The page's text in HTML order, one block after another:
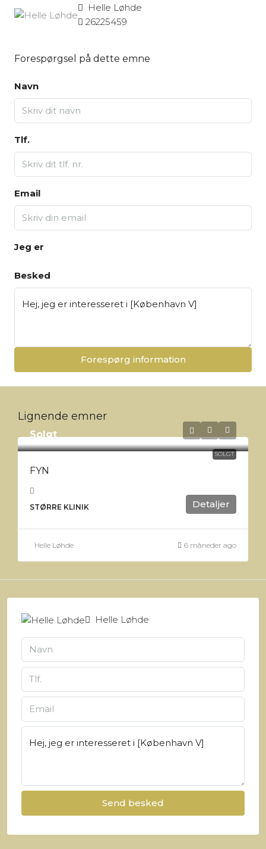
Helle Løhde
26225459
Forespørgsel på dette emne
Navn
Tlf.
Email
Jeg er
Besked
Forespørg information
Lignende emner
SOLGT
Solgt
FYN
STØRRE KLINIK Detaljer
Helle Løhde 6 måneder ago
Helle Løhde
Send besked